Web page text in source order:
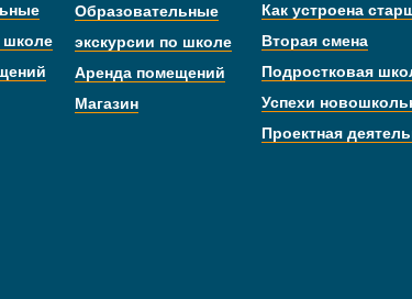
школе
Образовательные
экскурсии по школе
Аренда помещений
Магазин
Как устроена
Вторая смена
Подростковая
Успехи
Проектная